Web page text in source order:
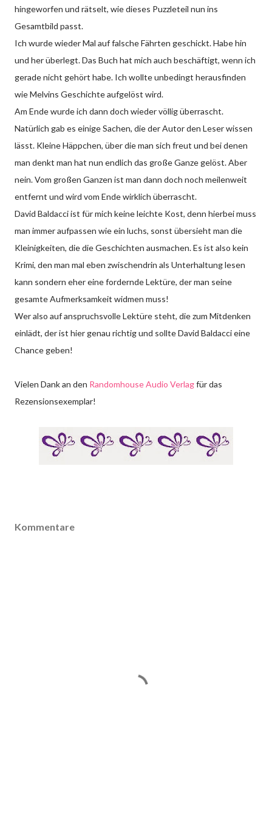
hingeworfen und rätselt, wie dieses Puzzleteil nun ins
Gesamtbild passt.
Ich wurde wieder Mal auf falsche Fährten geschickt. Habe hin
und her überlegt. Das Buch hat mich auch beschäftigt, wenn ich
gerade nicht gehört habe. Ich wollte unbedingt herausfinden
wie Melvins Geschichte aufgelöst wird.
Am Ende wurde ich dann doch wieder völlig überrascht.
Natürlich gab es einige Sachen, die der Autor den Leser wissen
lässt. Kleine Häppchen, über die man sich freut und bei denen
man denkt man hat nun endlich das große Ganze gelöst. Aber
nein. Vom großen Ganzen ist man dann doch noch meilenweit
entfernt und wird vom Ende wirklich überrascht.
David Baldacci ist für mich keine leichte Kost, denn hierbei muss
man immer aufpassen wie ein luchs, sonst übersieht man die
Kleinigkeiten, die die Geschichten ausmachen. Es ist also kein
Krimi, den man mal eben zwischendrin als Unterhaltung lesen
kann sondern eher eine fordernde Lektüre, der man seine
gesamte Aufmerksamkeit widmen muss!
Wer also auf anspruchsvolle Lektüre steht, die zum Mitdenken
einlädt, der ist hier genau richtig und sollte David Baldacci eine
Chance geben!
Vielen Dank an den Randomhouse Audio Verlagfür das
Rezensionsexemplar!
Kommentare